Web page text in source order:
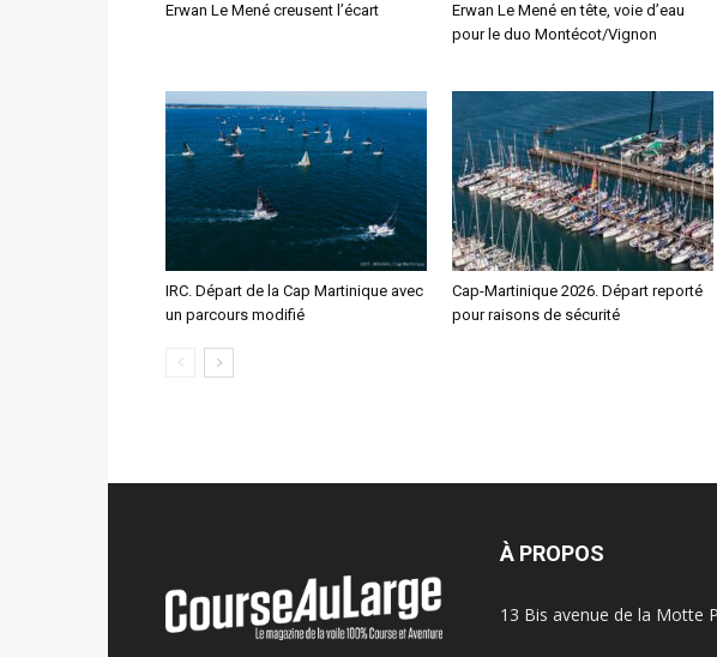
Erwan Le Mené creusent l’écart
Erwan Le Mené en tête, voie d’eau
pour le duo Montécot/Vignon
IRC. Départ de la Cap Martinique avec
un parcours modifié
Cap-Martinique 2026. Départ reporté
pour raisons de sécurité
À PROPOS
13 Bis avenue de la Motte